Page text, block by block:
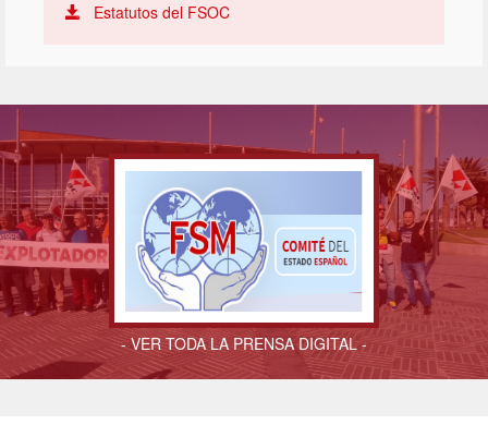
Estatutos del FSOC
- VER TODA LA PRENSA DIGITAL -